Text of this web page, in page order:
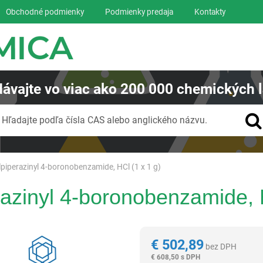
4-boronobenzamide, HCl (1 x 1 g)
4-boronobenzamide,
€502,89 bez DPH
€ 608,50 s DPH
Obchodné podmienky Podmienky predaja Kontakty
vo viac ako200 000 chemických
Hľadajte podľa čísla CAS alebo anglického názvu.